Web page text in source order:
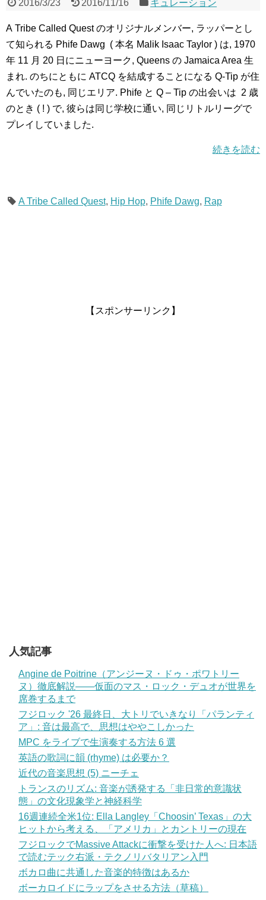
2016/3/23 2016/11/16 キュレーション
A Tribe Called Quest のオリジナルメンバー, ラッパーとし
て知られる Phife Dawg ( 本名 Malik Isaac Taylor ) は, 1970
年 11 月 20 日にニューヨーク, Queens の Jamaica Area 生
まれ. のちにともに ATCQ を結成することになる Q-Tip が住
んでいたのも, 同じエリア. Phife と Q – Tip の出会いは 2 歳
のとき ( ! ) で, 彼らは同じ学校に通い, 同じリトルリーグで
プレイしていました.
続きを読む
A Tribe Called Quest, Hip Hop, Phife Dawg, Rap
【スポンサーリンク】
人気記事
Angine de Poitrine（アンジーヌ・ドゥ・ポワトリー
ヌ）徹底解説——仮面のマス・ロック・デュオが世界を
席巻するまで
フジロック '26 最終日、大トリでいきなり「パランティ
ア」: 音は最高で、思想はややこしかった
MPC をライブで生演奏する方法 6 選
英語の歌詞に韻 (rhyme) は必要か？
近代の音楽思想 (5) ニーチェ
トランスのリズム: 音楽が誘発する「非日常的意識状
態」の文化現象学と神経科学
16週連続全米1位: Ella Langley「Choosin’ Texas」の大
ヒットから考える、「アメリカ」とカントリーの現在
フジロックでMassive Attackに衝撃を受けた人へ: 日本語
で読むテック右派・テクノリバタリアン入門
ボカロ曲に共通した音楽的特徴はあるか
ボーカロイドにラップをさせる方法（草稿）